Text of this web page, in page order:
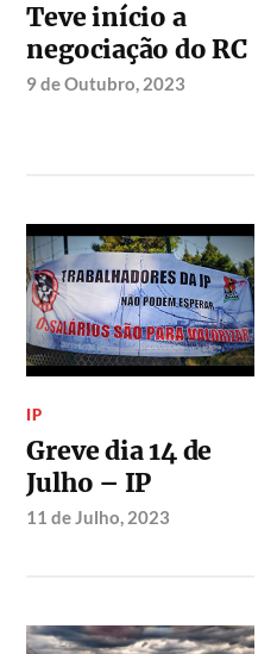
Teve início a
negociação do RC
9 de Outubro, 2023
IP
Greve dia 14 de
Julho – IP
11 de Julho, 2023